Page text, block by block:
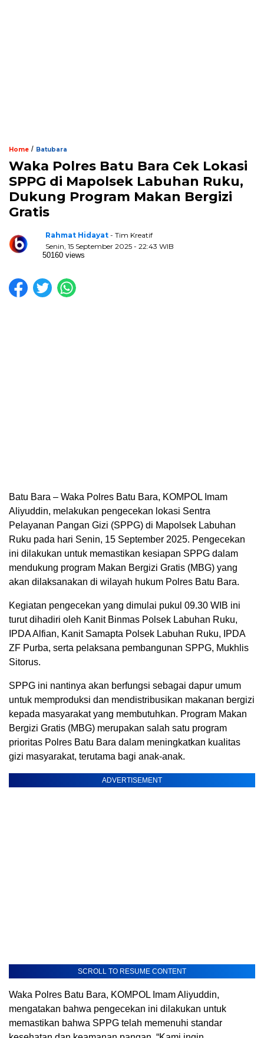
Home / Batubara
Waka Polres Batu Bara Cek Lokasi
SPPG di Mapolsek Labuhan Ruku,
Dukung Program Makan Bergizi
Gratis
Rahmat Hidayat - Tim Kreatif
Senin, 15 September 2025 - 22:43 WIB
50160 views
Batu Bara – Waka Polres Batu Bara, KOMPOL Imam
Aliyuddin, melakukan pengecekan lokasi Sentra
Pelayanan Pangan Gizi (SPPG) di Mapolsek Labuhan
Ruku pada hari Senin, 15 September 2025. Pengecekan
ini dilakukan untuk memastikan kesiapan SPPG dalam
mendukung program Makan Bergizi Gratis (MBG) yang
akan dilaksanakan di wilayah hukum Polres Batu Bara.
Kegiatan pengecekan yang dimulai pukul 09.30 WIB ini
turut dihadiri oleh Kanit Binmas Polsek Labuhan Ruku,
IPDA Alfian, Kanit Samapta Polsek Labuhan Ruku, IPDA
ZF Purba, serta pelaksana pembangunan SPPG, Mukhlis
Sitorus.
SPPG ini nantinya akan berfungsi sebagai dapur umum
untuk memproduksi dan mendistribusikan makanan bergizi
kepada masyarakat yang membutuhkan. Program Makan
Bergizi Gratis (MBG) merupakan salah satu program
prioritas Polres Batu Bara dalam meningkatkan kualitas
gizi masyarakat, terutama bagi anak-anak.
ADVERTISEMENT
SCROLL TO RESUME CONTENT
Waka Polres Batu Bara, KOMPOL Imam Aliyuddin,
mengatakan bahwa pengecekan ini dilakukan untuk
memastikan bahwa SPPG telah memenuhi standar